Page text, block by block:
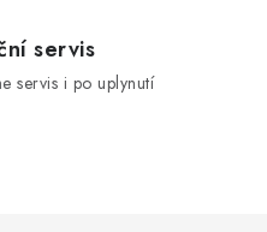
servis
servis i po uplynutí